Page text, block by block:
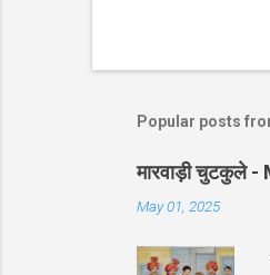
Popular posts
मारवाड़ी चुटकुले
May 01, 2025